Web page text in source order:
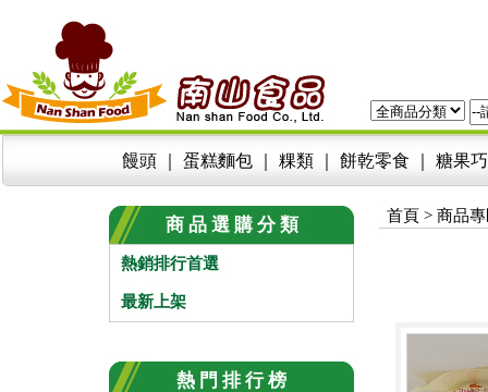
饅頭 蛋糕麵包 粿類 餅乾零食 糖果
商 品 選 購 分 類
熱銷排行首選
最新上架
熱 門 排 行 榜
首頁 > 商品